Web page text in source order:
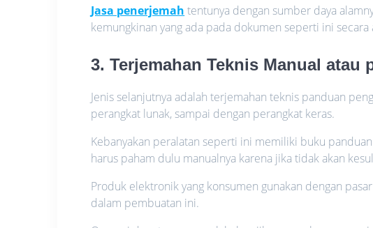
Jasa penerjemah tentunya dengan sumber daya
kemungkinan yang ada pada dokumen seperti ini secara
3. Terjemahan Teknis Manual atau
Jenis selanjutnya adalah terjemahan teknis panduan
perangkat lunak, sampai dengan perangkat keras.
Kebanyakan peralatan seperti ini memiliki buku
harus paham dulu manualnya karena jika tidak akan
Produk elektronik yang konsumen gunakan dengan
dalam pembuatan ini.